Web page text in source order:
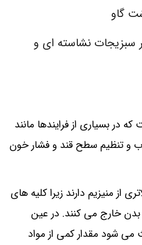
گاو
نشاسته ای و
در بسیاری از فرایندها مانند
و تنظیم سطح قند و فشار خون
از منیزیم دارند زیرا کلیه های
بدن خارج می کنند. در عین
شود مقدار کمی از مواد